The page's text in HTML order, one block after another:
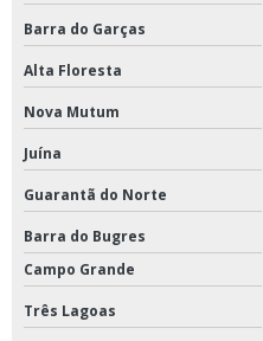
Barra do Garças
Alta Floresta
Nova Mutum
Juína
Guarantã do Norte
Barra do Bugres
Campo Grande
Três Lagoas